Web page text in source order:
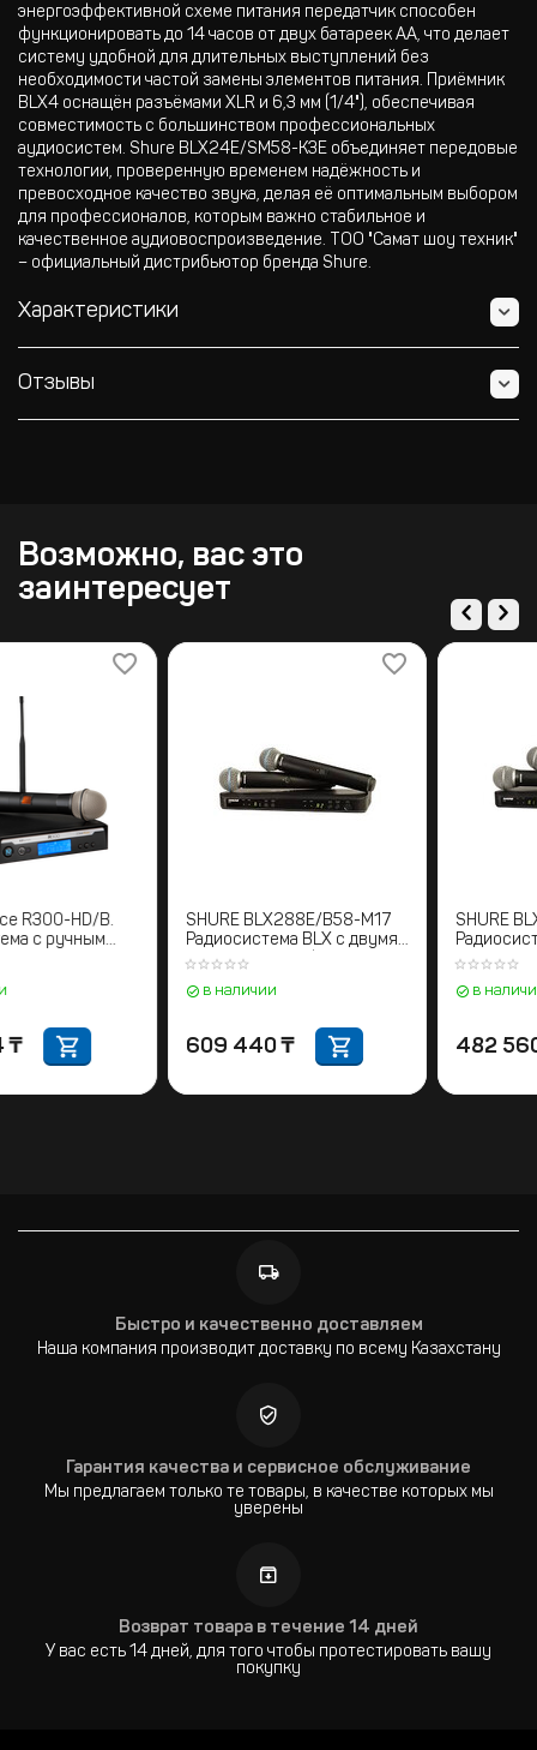
энергоэффективной схеме питания передатчик способен
функционировать до 14 часов от двух батареек AA, что делает
систему удобной для длительных выступлений без
необходимости частой замены элементов питания. Приёмник
BLX4 оснащён разъёмами XLR и 6,3 мм (1/4"), обеспечивая
совместимость с большинством профессиональных
аудиосистем. Shure BLX24E/SM58-K3E объединяет передовые
технологии, проверенную временем надёжность и
превосходное качество звука, делая её оптимальным выбором
для профессионалов, которым важно стабильное и
качественное аудиовоспроизведение. ТОО "Самат шоу техник"
– официальный дистрибьютор бренда Shure.
Характеристики
Отзывы
Возможно, вас это
заинтересует
Electro-Voice R300-HD/B.
Радиосистема с ручным
298 604
SHURE BLX288E/B58-M17
Радиосистема BLX с двумя
609 440
Быстро и качественно доставляем
Наша компания производит доставку по всему Казахстану
Гарантия качества и сервисное обслуживание
Мы предлагаем только те товары, в качестве которых мы
уверены
Возврат товара в течение 14 дней
У вас есть 14 дней, для того чтобы протестировать вашу
покупку